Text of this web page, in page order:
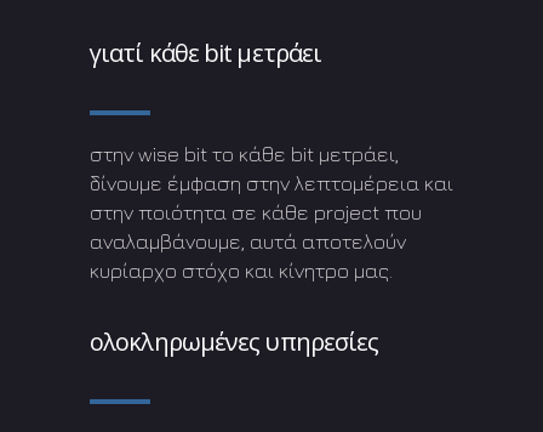
γιατί κάθε bit μετράει
στην wise bit το κάθε bit μετράει,
δίνουμε έμφαση στην λεπτομέρεια και
στην ποιότητα σε κάθε project που
αναλαμβάνουμε, αυτά αποτελούν
κυρίαρχο στόχο και κίνητρο μας.
ολοκληρωμένες υπηρεσίες